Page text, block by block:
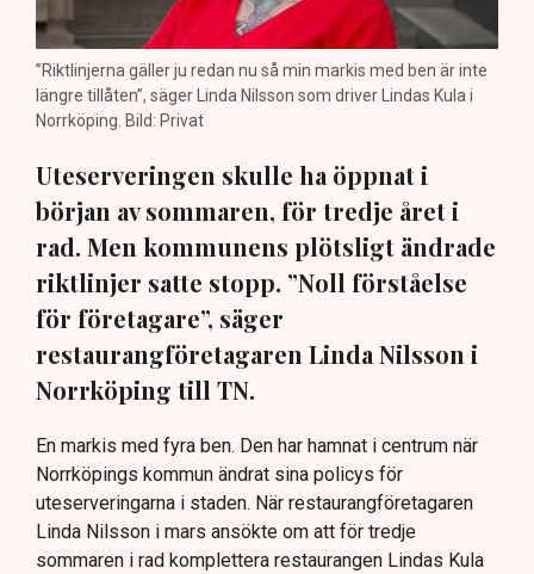
”Riktlinjerna gäller ju redan nu så min markis med ben är inte
längre tillåten”, säger Linda Nilsson som driver Lindas Kula i
Norrköping. Bild: Privat
Uteserveringen skulle ha öppnat i
början av sommaren, för tredje året i
rad. Men kommunens plötsligt ändrade
riktlinjer satte stopp. ”Noll förståelse
för företagare”, säger
restaurangföretagaren Linda Nilsson i
Norrköping till TN.
En markis med fyra ben. Den har hamnat i centrum när
Norrköpings kommun ändrat sina policys för
uteserveringarna i staden. När restaurangföretagaren
Linda Nilsson i mars ansökte om att för tredje
sommaren i rad komplettera restaurangen Lindas Kula